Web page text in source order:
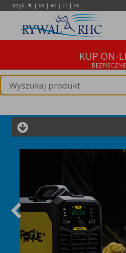
Język: PL | EN | RO | LT | AE
KUP ON-